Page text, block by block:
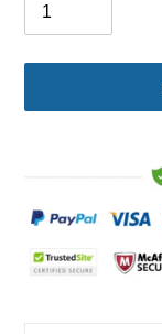
à
panier